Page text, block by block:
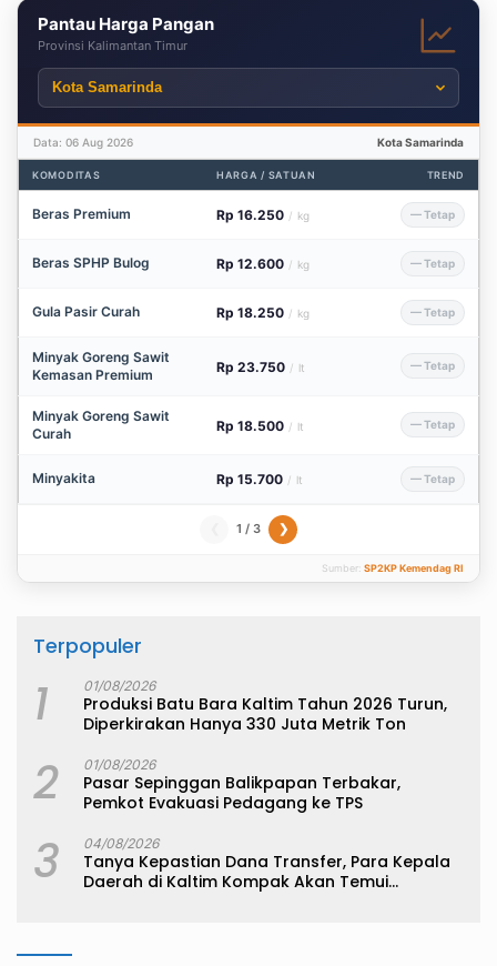
Pantau Harga Pangan
Provinsi Kalimantan Timur
Data: 06 Aug 2026 Kota Samarinda
KOMODITAS HARGA / SATUAN TREND
Beras Premium Rp 16.250 / kg — Tetap
Beras SPHP Bulog Rp 12.600 / kg — Tetap
Gula Pasir Curah Rp 18.250 / kg — Tetap
Minyak Goreng Sawit
Kemasan Premium
Rp 23.750 / lt — Tetap
Minyak Goreng Sawit
Curah
Rp 18.500 / lt — Tetap
Minyakita Rp 15.700 / lt — Tetap
1 / 3 ❯
Sumber: SP2KP Kemendag RI
Terpopuler
1 01/08/2026
Produksi Batu Bara Kaltim Tahun 2026 Turun,
Diperkirakan Hanya 330 Juta Metrik Ton
2 01/08/2026
Pasar Sepinggan Balikpapan Terbakar,
Pemkot Evakuasi Pedagang ke TPS
3 04/08/2026
Tanya Kepastian Dana Transfer, Para Kepala
Daerah di Kaltim Kompak Akan Temui